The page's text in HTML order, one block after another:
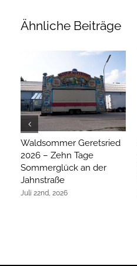
Ähnliche Beiträge
Waldsommer Geretsried
2026 – Zehn Tage
Sommerglück an der
Jahnstraße
Juli 22nd, 2026